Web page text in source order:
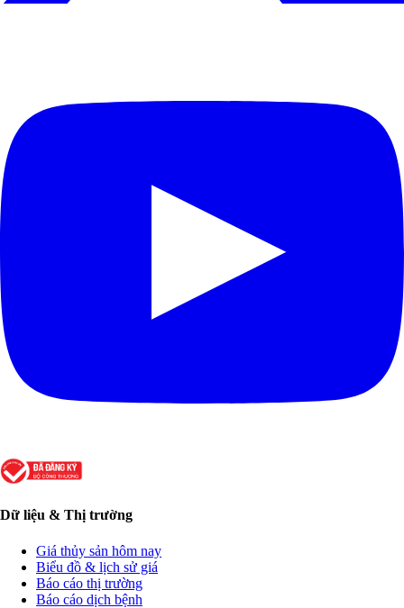
Dữ liệu & Thị trường
Giá thủy sản hôm nay
Biểu đồ & lịch sử giá
Báo cáo thị trường
Báo cáo dịch bệnh